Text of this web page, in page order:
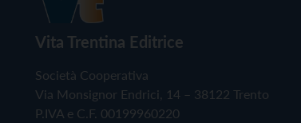
Vita Trentina Editrice
Società Cooperativa
Via Monsignor Endrici, 14 – 38122 Trento
P.IVA e C.F. 00199960220